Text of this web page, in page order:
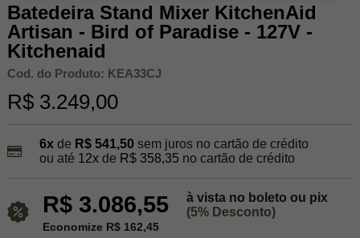
Batedeira Stand Mixer KitchenAid
Artisan - Bird of Paradise - 127V -
Kitchenaid
Cod. do Produto: KEA33CJ
R$ 3.249,00
6xde R$ 541,50 sem juros no cartão de crédito
ou até 12xde R$ 358,35 no cartão de crédito
R$ 3.086,55
à vista no boleto ou pix
(5% Desconto)
Economize R$ 162,45